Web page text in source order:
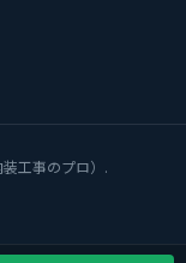
工事のプロ）.